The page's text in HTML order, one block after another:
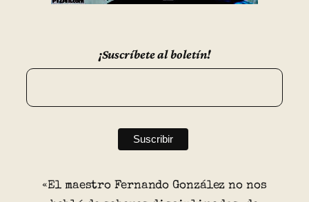
¡Suscríbete al boletín!
«El maestro Fernando González no nos